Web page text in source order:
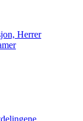
Herrer